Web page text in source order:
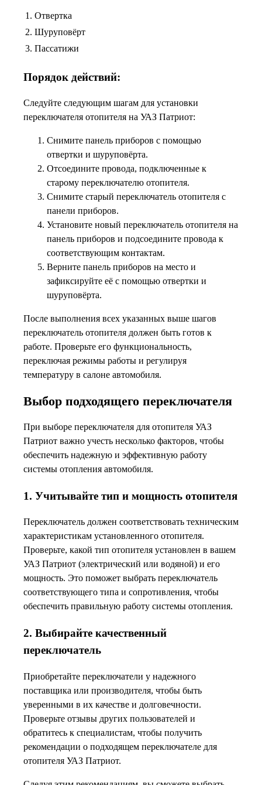
1. Отвертка
2. Шуруповёрт
3. Пассатижи
Порядок действий:
Следуйте следующим шагам для установки
переключателя отопителя на УАЗ Патриот:
Снимите панель приборов с помощью
отвертки и шуруповёрта.
Отсоедините провода, подключенные к
старому переключателю отопителя.
Снимите старый переключатель отопителя с
панели приборов.
Установите новый переключатель отопителя на
панель приборов и подсоедините провода к
соответствующим контактам.
Верните панель приборов на место и
зафиксируйте её с помощью отвертки и
шуруповёрта.
После выполнения всех указанных выше шагов
переключатель отопителя должен быть готов к
работе. Проверьте его функциональность,
переключая режимы работы и регулируя
температуру в салоне автомобиля.
Выбор подходящего переключателя
При выборе переключателя для отопителя УАЗ
Патриот важно учесть несколько факторов, чтобы
обеспечить надежную и эффективную работу
системы отопления автомобиля.
1. Учитывайте тип и мощность отопителя
Переключатель должен соответствовать техническим
характеристикам установленного отопителя.
Проверьте, какой тип отопителя установлен в вашем
УАЗ Патриот (электрический или водяной) и его
мощность. Это поможет выбрать переключатель
соответствующего типа и сопротивления, чтобы
обеспечить правильную работу системы отопления.
2. Выбирайте качественный
переключатель
Приобретайте переключатели у надежного
поставщика или производителя, чтобы быть
уверенными в их качестве и долговечности.
Проверьте отзывы других пользователей и
обратитесь к специалистам, чтобы получить
рекомендации о подходящем переключателе для
отопителя УАЗ Патриот.